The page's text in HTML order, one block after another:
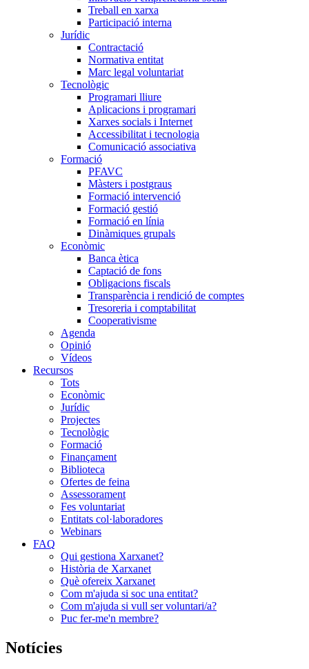
Treball en xarxa
Participació interna
Jurídic
Contractació
Normativa entitat
Marc legal voluntariat
Tecnològic
Programari lliure
Aplicacions i programari
Xarxes socials i Internet
Accessibilitat i tecnologia
Comunicació associativa
Formació
PFAVC
Màsters i postgraus
Formació intervenció
Formació gestió
Formació en línia
Dinàmiques grupals
Econòmic
Banca ètica
Captació de fons
Obligacions fiscals
Transparència i rendició de comptes
Tresoreria i comptabilitat
Cooperativisme
Agenda
Opinió
Vídeos
Recursos
Tots
Econòmic
Jurídic
Projectes
Tecnològic
Formació
Finançament
Biblioteca
Ofertes de feina
Assessorament
Fes voluntariat
Entitats col·laboradores
Webinars
FAQ
Qui gestiona Xarxanet?
Història de Xarxanet
Què ofereix Xarxanet
Com m'ajuda si soc una entitat?
Com m'ajuda si vull ser voluntari/a?
Puc fer-me'n membre?
Notícies